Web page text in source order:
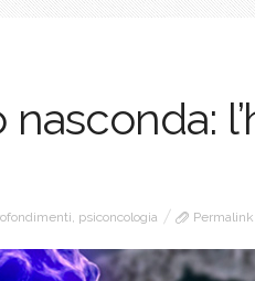
, psiconcologia Permalink